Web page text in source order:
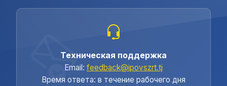
Техническая поддержка
Email: feedback@ipovszrt.tj
Время ответа: в течение рабочего дня